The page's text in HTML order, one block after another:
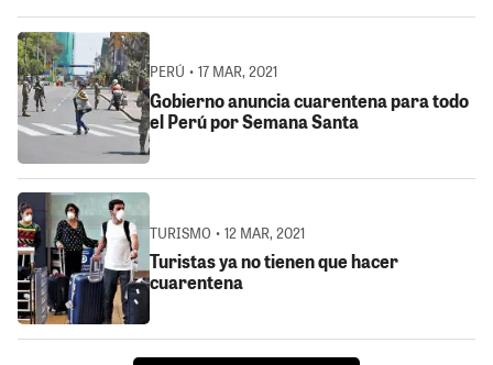
PERÚ • 17 MAR, 2021
Gobierno anuncia cuarentena para todo
el Perú por Semana Santa
TURISMO • 12 MAR, 2021
Turistas ya no tienen que hacer
cuarentena